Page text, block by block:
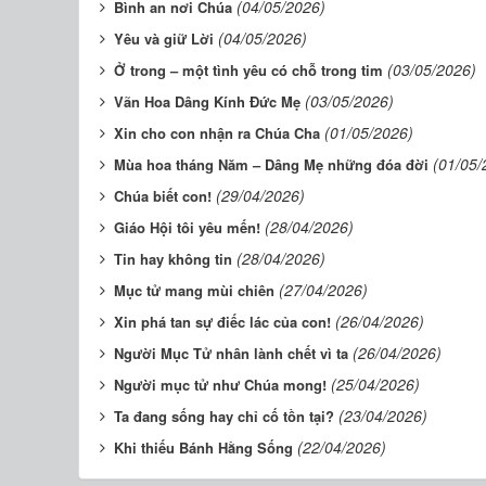
Bình an nơi Chúa (04/05/2026)
Yêu và giữ Lời (04/05/2026)
Ở trong – một tình yêu có chỗ trong tim (03/05/2026)
Vãn Hoa Dâng Kính Đức Mẹ (03/05/2026)
Xin cho con nhận ra Chúa Cha (01/05/2026)
Mùa hoa tháng Năm – Dâng Mẹ những đóa đời (01/05/
Chúa biết con! (29/04/2026)
Giáo Hội tôi yêu mến! (28/04/2026)
Tin hay không tin (28/04/2026)
Mục tử mang mùi chiên (27/04/2026)
Xin phá tan sự điếc lác của con! (26/04/2026)
Người Mục Tử nhân lành chết vì ta (26/04/2026)
Người mục tử như Chúa mong! (25/04/2026)
Ta đang sống hay chỉ cố tồn tại? (23/04/2026)
Khi thiếu Bánh Hằng Sống (22/04/2026)